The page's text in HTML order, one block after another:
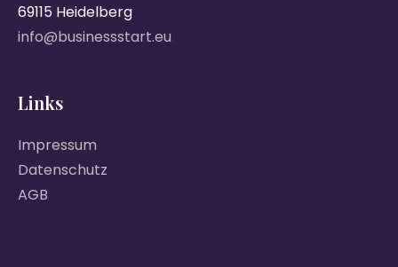
69115 Heidelberg
info@businessstart.eu
Links
Impressum
Datenschutz
AGB